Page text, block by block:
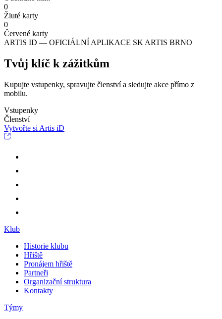
0
Žluté karty
0
Červené karty
ARTIS ID — OFICIÁLNÍ APLIKACE SK ARTIS BRNO
Tvůj klíč k zážitkům
Kupujte vstupenky, spravujte členství a sledujte akce přímo z
mobilu.
Vstupenky
Členství
Vytvořte si Artis iD
Klub
Historie klubu
Hřiště
Pronájem hřiště
Partneři
Organizační struktura
Kontakty
Týmy